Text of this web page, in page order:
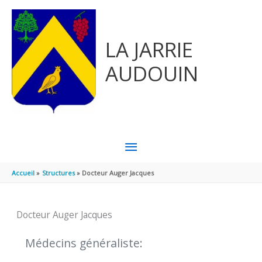
LA JARRIE
AUDOUIN
MENU
PRINCIPAL
Accueil Structures Docteur Auger Jacques
Docteur Auger Jacques
Médecins généraliste: